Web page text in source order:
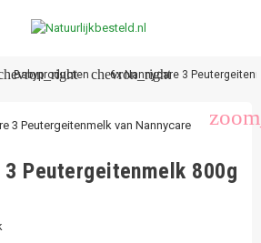
Babyproducten chevron_right
6x Nannycare 3
3 Peutergeitenmelk 800g